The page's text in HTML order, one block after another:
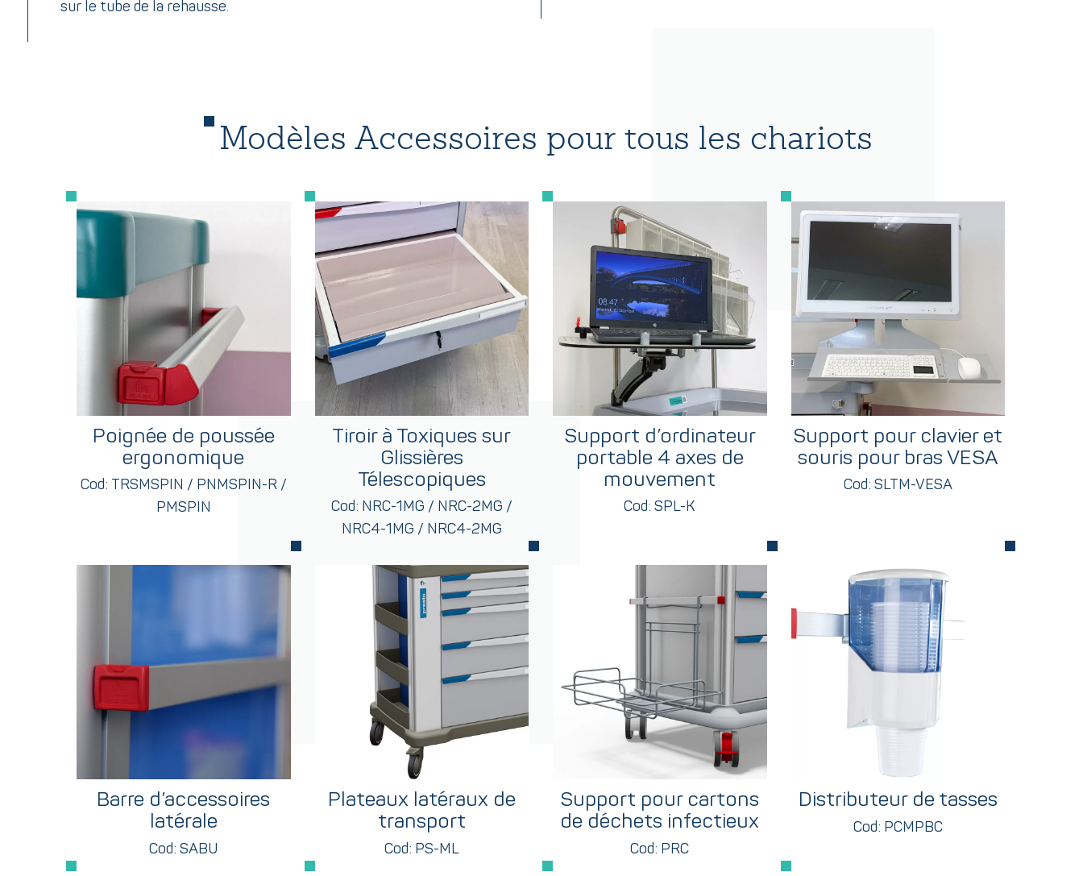
sur le tube de la rehausse.
Modèles Accessoires pour tous les chariots
Poignée de poussée
ergonomique
Cod: TRSMSPIN / PNMSPIN-R /
PMSPIN
Tiroir à Toxiques sur
Glissières
Télescopiques
Cod: NRC-1MG / NRC-2MG /
NRC4-1MG / NRC4-2MG
Support d’ordinateur
portable 4 axes de
mouvement
Cod: SPL-K
Support pour clavier et
souris pour bras VESA
Cod: SLTM-VESA
Barre d’accessoires
latérale
Cod: SABU
Plateaux latéraux de
transport
Cod: PS-ML
Support pour cartons
de déchets infectieux
Cod: PRC
Distributeur de tasses
Cod: PCMPBC